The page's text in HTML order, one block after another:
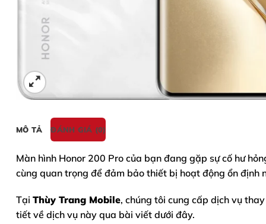
MÔ TẢ ĐÁNH GIÁ (0)
Màn hình Honor 200 Pro của bạn đang gặp sự cố hư
cùng quan trọng để đảm bảo thiết bị hoạt động ổn định
Tại Thùy Trang Mobile, chúng tôi cung cấp dịch vụ
tiết về dịch vụ này qua bài viết dưới đây.